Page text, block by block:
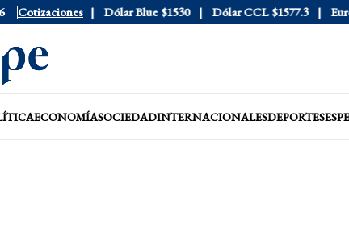
Cotizaciones
$1976 Dólar Blue $1530 Dólar CCL $1577.3 Euro
ECONOMÍASOCIEDADINTERNACIONALESDEPORTES